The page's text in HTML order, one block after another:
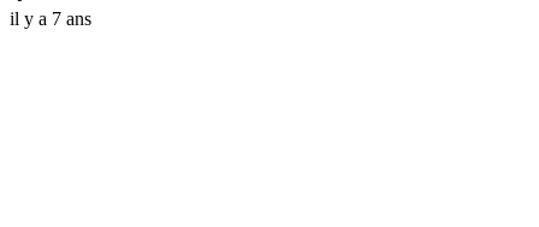
il y a 7 ans